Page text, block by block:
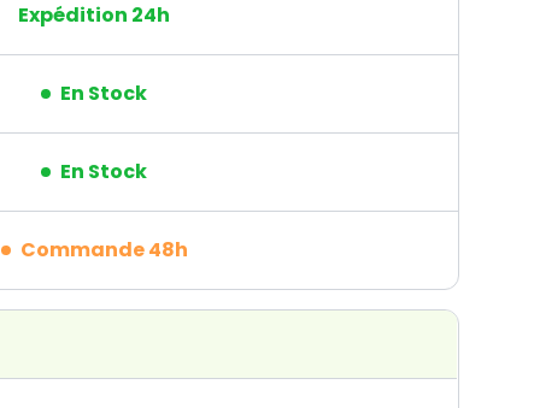
Expédition 24h
En Stock
En Stock
Commande 48h